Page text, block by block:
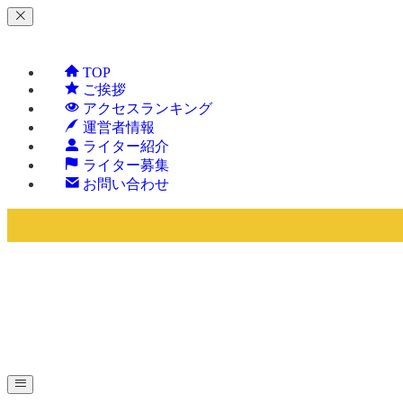
TOP
ご挨拶
アクセスランキング
運営者情報
ライター紹介
ライター募集
お問い合わせ